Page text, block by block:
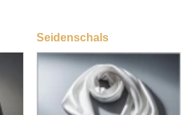
Seidenschals